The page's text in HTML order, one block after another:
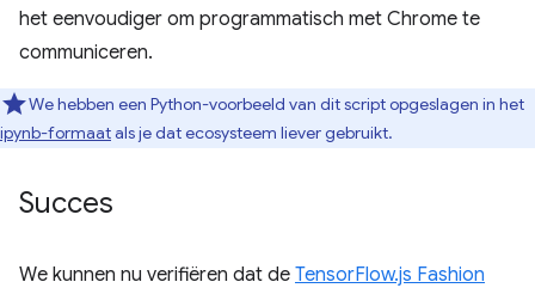
het eenvoudiger om programmatisch met Chrome te
communiceren.
We hebben een Python-voorbeeld van dit script opgeslagen in het
ipynb-formaatals je dat ecosysteem liever gebruikt.
Succes
We kunnen nu verifiëren dat de TensorFlow.js Fashion